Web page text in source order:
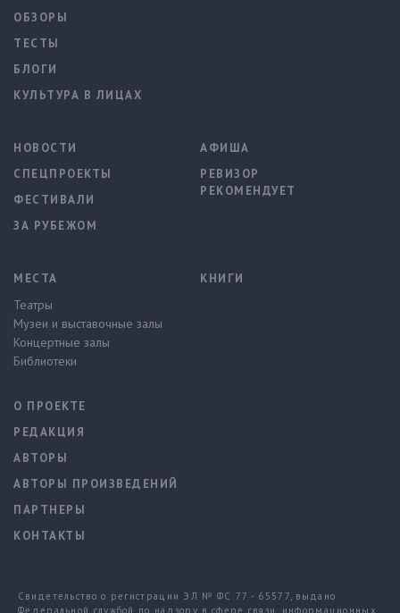
ОБЗОРЫ
ТЕСТЫ
БЛОГИ
КУЛЬТУРА В ЛИЦАХ
НОВОСТИ
СПЕЦПРОЕКТЫ
ФЕСТИВАЛИ
ЗА РУБЕЖОМ
АФИША
РЕВИЗОР
РЕКОМЕНДУЕТ
МЕСТА
Театры
Музеи и выставочные залы
Концертные залы
Библиотеки
КНИГИ
О ПРОЕКТЕ
РЕДАКЦИЯ
АВТОРЫ
АВТОРЫ ПРОИЗВЕДЕНИЙ
ПАРТНЕРЫ
КОНТАКТЫ
Свидетельство о регистрации ЭЛ № ФС 77 - 65577, выдано
Федеральной службой по надзору в сфере связи, информационных